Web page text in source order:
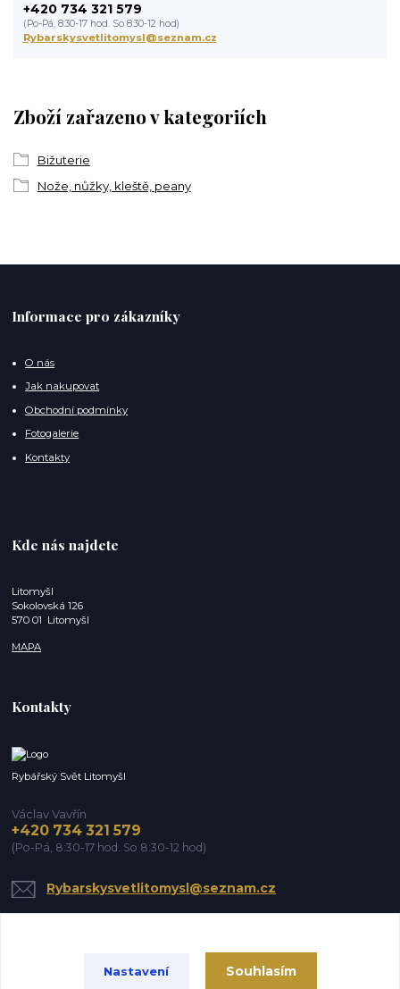
Zboží zařazeno v kategoriích
Bižuterie
Nože, nůžky, kleště, peany
+420 734 321 579
(Po-Pá, 8:30-17 hod. So 8:30-12 hod)
Rybarskysvetlitomysl@seznam.cz
Informace pro zákazníky
O nás
Jak nakupovat
Obchodní podmínky
Fotogalerie
Kontakty
Kde nás najdete
Litomyšl
Sokolovská 126
570 01 Litomyšl
MAPA
Kontakty
Rybářský Svět Litomyšl
Václav Vavřín
+420 734 321 579
(Po-Pá, 8:30-17 hod. So 8:30-12 hod)
Rybarskysvetlitomysl@seznam.cz
Nastavení Souhlasím